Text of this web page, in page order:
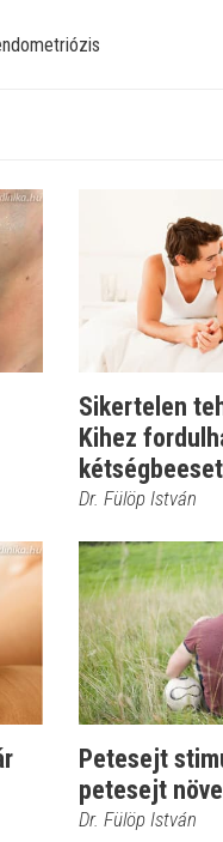
Sikertelen
Kihez
Dr. Fülöp István
Petesejt
petesejt
Dr. Fülöp István